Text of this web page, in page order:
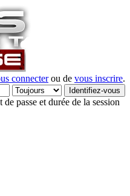
connecterou de vous inscrire.
passe et durée de la session